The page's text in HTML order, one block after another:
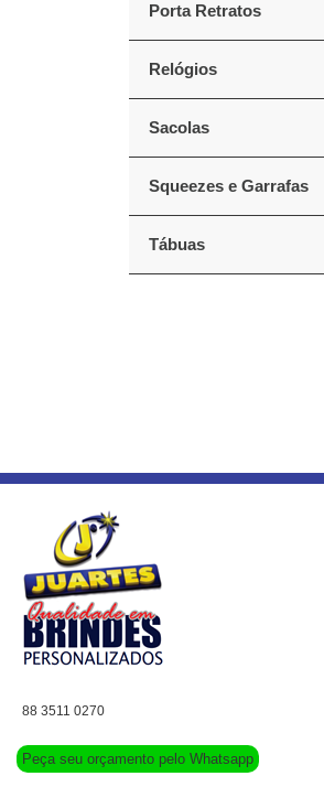
Porta Retratos
Relógios
Sacolas
Squeezes e Garrafas
Tábuas
88 3511 0270
Peça seu orçamento pelo Whatsapp